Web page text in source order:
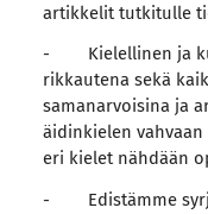
artikkelit tutkitulle
- Kielellinen ja
rikkautena sekä
samanarvoisina ja
äidinkielen
eri kielet nähdään
- Edistämme